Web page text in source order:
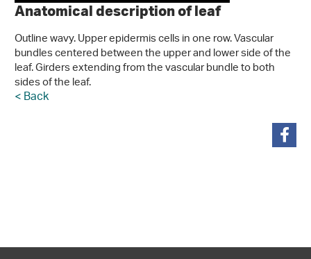
Anatomical description of leaf
Outline wavy. Upper epidermis cells in one row. Vascular
bundles centered between the upper and lower side of the
leaf. Girders extending from the vascular bundle to both
sides of the leaf.
< Back